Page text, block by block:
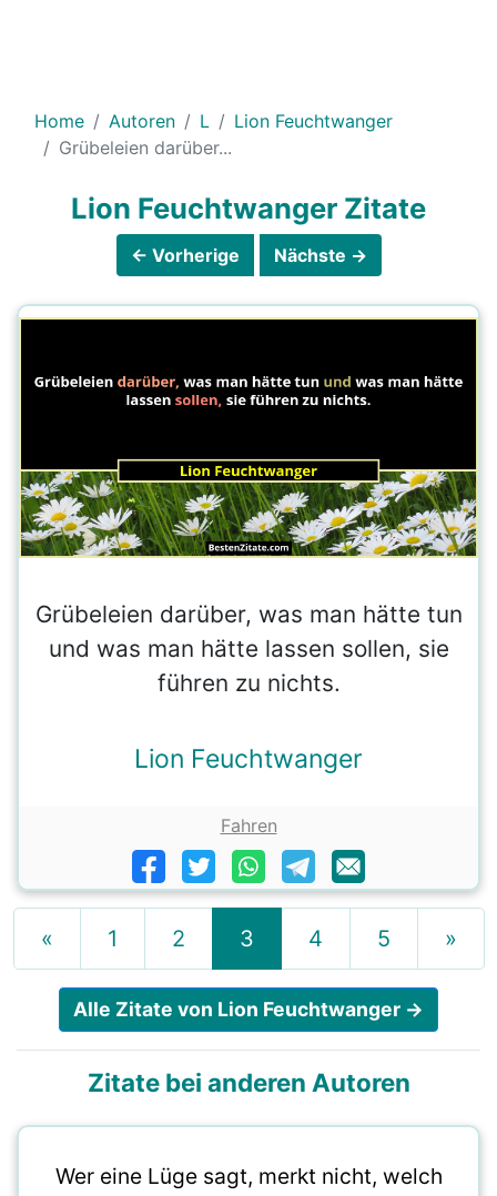
Home Autoren L
Lion Feuchtwanger
Grübeleien darüber...
Lion Feuchtwanger Zitate
← Vorherige Nächste →
Grübeleien darüber, was man hätte tun
und was man hätte lassen sollen, sie
führen zu nichts.
Lion Feuchtwanger
Fahren
« 1 2 3 4 5 »
Alle Zitate von Lion Feuchtwanger →
Zitate bei anderen Autoren
Wer eine Lüge sagt, merkt nicht, welch